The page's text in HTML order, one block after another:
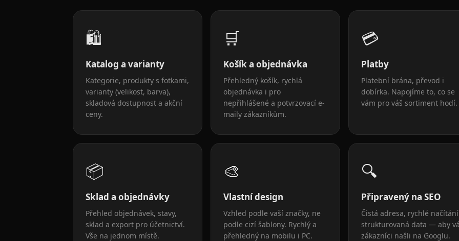
🛍️
Katalog a varianty
Kategorie, produkty s fotkami,
varianty (velikost, barva),
skladová dostupnost a akční
ceny.
🛒
Košík a objednávka
Přehledný košík, rychlá
objednávka i pro
nepřihlášené a potvrzovací e-
maily zákazníkům.
💳
Platby
Platební brána, převod i
dobírka. Napojíme to, co se
vám pro váš sortiment hodí.
📦
Sklad a objednávky
Přehled objednávek, stavy,
sklad a export pro účetnictví.
Vše na jednom místě.
🎨
Vlastní design
Vzhled podle vaší značky, ne
podle cizí šablony. Rychlý a
přehledný na mobilu i PC.
🔍
Připravený na SEO
Čistá adresa, rychlé
strukturovaná data — aby
zákazníci našli na Googlu.